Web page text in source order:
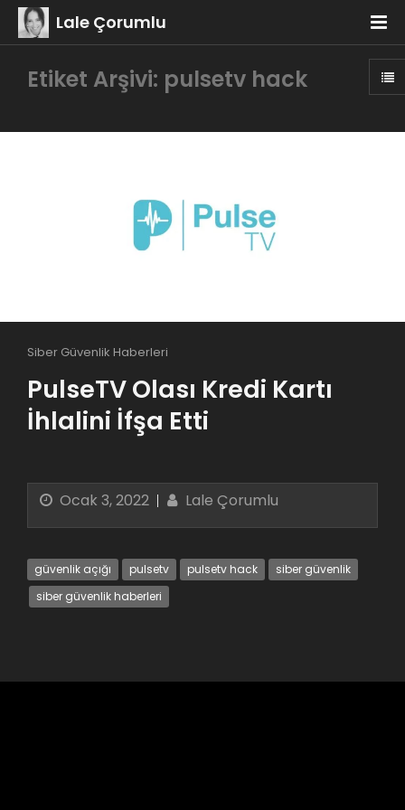
Lale Çorumlu
Etiket Arşivi: pulsetv hack
Siber Güvenlik Haberleri
PulseTV Olası Kredi Kartı
İhlalini İfşa Etti
Ocak 3, 2022 Lale Çorumlu
güvenlik açığı pulsetv pulsetv hack
siber güvenlik
siber güvenlik haberleri